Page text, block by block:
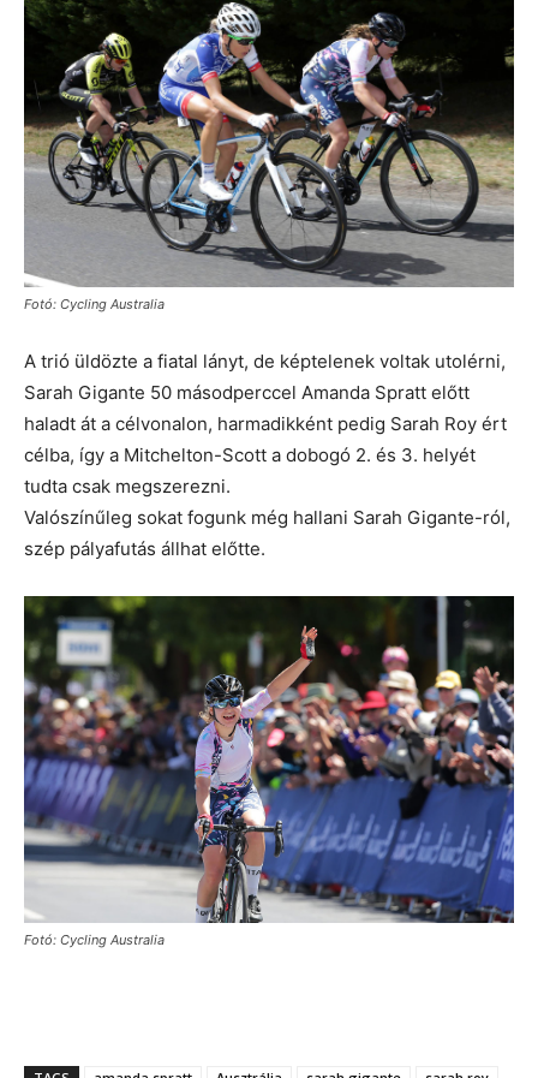
Fotó: Cycling Australia
A trió üldözte a fiatal lányt, de képtelenek voltak utolérni,
Sarah Gigante 50 másodperccel Amanda Spratt előtt
haladt át a célvonalon, harmadikként pedig Sarah Roy ért
célba, így a Mitchelton-Scott a dobogó 2. és 3. helyét
tudta csak megszerezni.
Valószínűleg sokat fogunk még hallani Sarah Gigante-ról,
szép pályafutás állhat előtte.
Fotó: Cycling Australia